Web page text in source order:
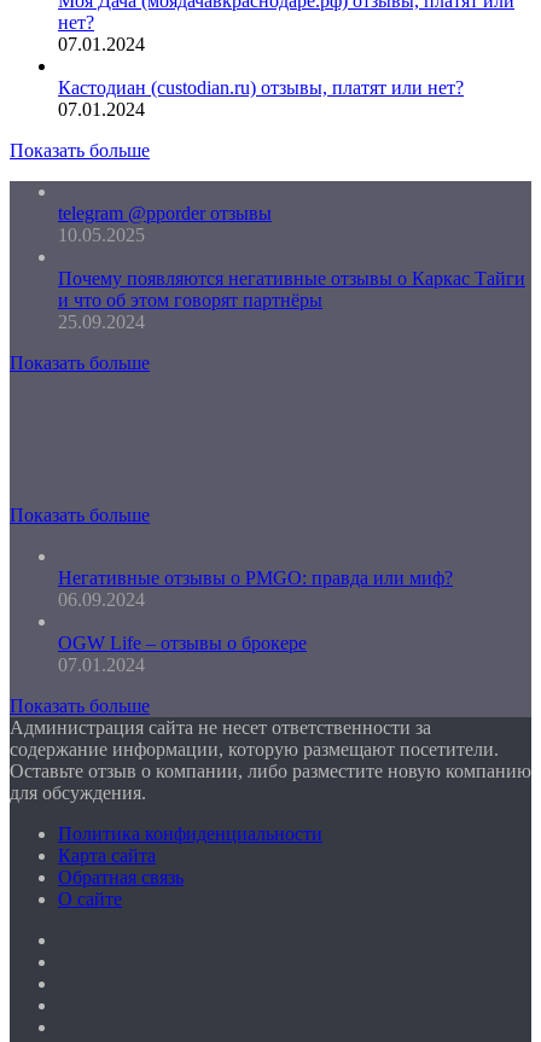
нет?
07.01.2024
Кастодиан (custodian.ru) отзывы, платят или нет?
07.01.2024
Показать больше
telegram @pporder отзывы
10.05.2025
Почему появляются негативные отзывы о Каркас Тайги
и что об этом говорят партнёры
25.09.2024
Показать больше
Показать больше
Негативные отзывы о PMGO: правда или миф?
06.09.2024
OGW Life – отзывы о брокере
07.01.2024
Показать больше
Администрация сайта не несет ответственности за
содержание информации, которую размещают посетители.
Оставьте отзыв о компании, либо разместите новую компанию
для обсуждения.
Политика конфиденциальности
Карта сайта
Обратная связь
О сайте